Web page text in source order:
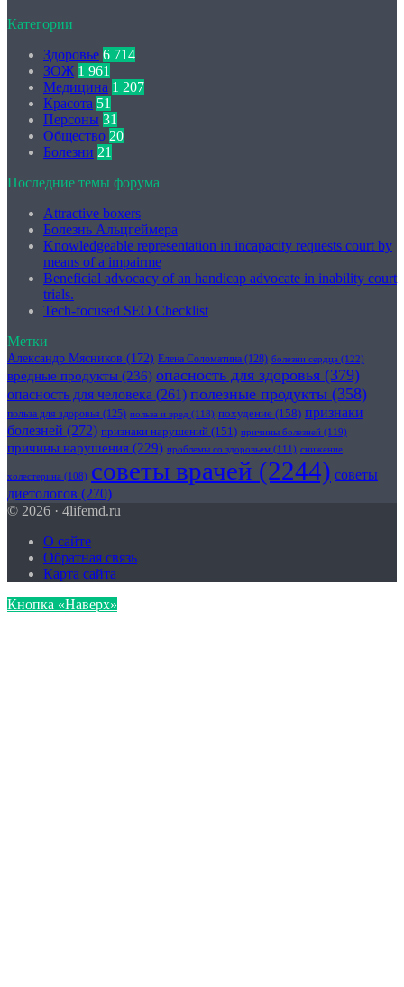
Категории
Здоровье 6 714
ЗОЖ 1 961
Медицина 1 207
Красота 51
Персоны 31
Общество 20
Болезни 21
Последние темы форума
Attractive boxers
Болезнь Альцгеймера
Knowledgeable representation in incapacity requests court by
means of a impairme
Beneficial advocacy of an handicap advocate in inability court
trials.
Tech-focused SEO Checklist
Метки
Александр Мясников (172) Елена Соломатина (128) болезни сердца (122)
вредные продукты (236) опасность для здоровья (379)
опасность для человека (261) полезные продукты (358)
польза для здоровья (125) польза и вред (118) похудение (158) признаки
болезней (272) признаки нарушений (151) причины болезней (119)
причины нарушения (229) проблемы со здоровьем (111) снижение
холестерина (108) советы врачей (2244) советы
диетологов (270)
© 2026 · 4lifemd.ru
О сайте
Обратная связь
Карта сайта
Кнопка «Наверх»